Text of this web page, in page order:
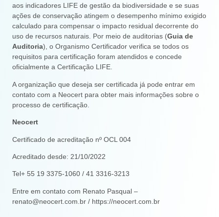
aos indicadores LIFE de gestão da biodiversidade e se suas
ações de conservação atingem o desempenho mínimo exigido
calculado para compensar o impacto residual decorrente do
uso de recursos naturais. Por meio de auditorias (Guia de
Auditoria), o Organismo Certificador verifica se todos os
requisitos para certificação foram atendidos e concede
oficialmente a Certificação LIFE.
A organização que deseja ser certificada já pode entrar em
contato com a Neocert para obter mais informações sobre o
processo de certificação.
Neocert
Certificado de acreditação nº OCL 004
Acreditado desde: 21/10/2022
Tel+ 55 19 3375-1060 / 41 3316-3213
Entre em contato com Renato Pasqual –
renato@neocert.com.br / https://neocert.com.br